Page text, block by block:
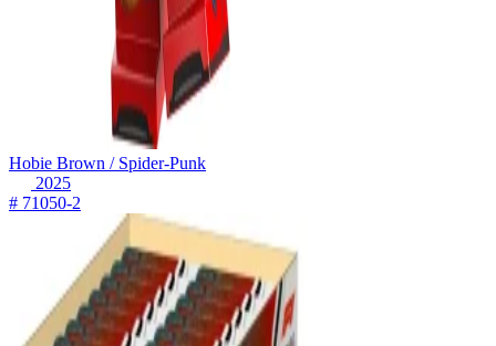
Hobie Brown / Spider-Punk
2025
# 71050-2